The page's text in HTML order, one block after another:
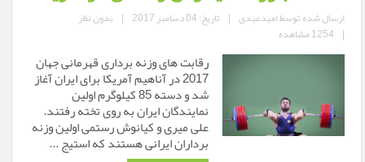
ارسال شده توسطامیدعبدی | تاریخ: 04 دسامبر 2017 | بدون نظر
| 1254 مشاهده
رقابت های وزنه برداری قهرمانی جهان
2017 در آناهیم آمریکا برای ایران آغاز
شد و دسته 85 کیلوگرم اولین
نمایندگان ایران به روی تخته رفتند.
علی میری و کیانوش رستمی اولین وزنه
برداران ایرانی هستند که استیج ...